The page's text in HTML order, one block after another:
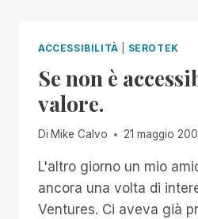
ACCESSIBILITÀ SEROTEK
Se non è
valore.
Di Mike Calvo 21 maggio
L'altro giorno un mio
ancora una volta di
Ventures. Ci aveva già